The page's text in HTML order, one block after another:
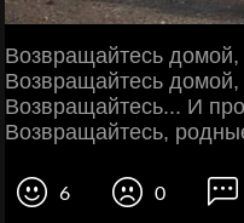
Возвращайтесь
Возвращайтесь домой,
Возвращайтесь... И
Возвращайтесь,
6 0